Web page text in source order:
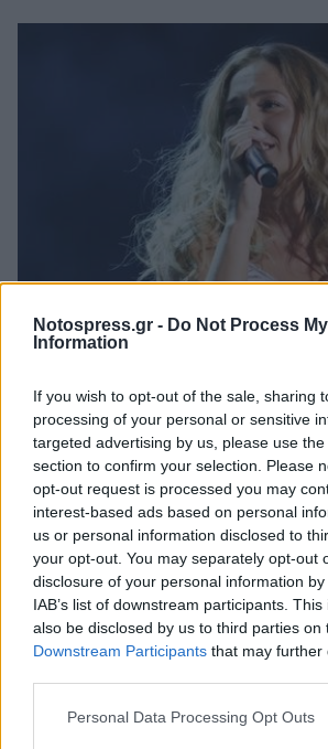
Notospress.gr - Do Not Process
Information
If you wish to opt-out of the sale, sharing
processing of your personal or sensitive
targeted advertising by us, please use
section to confirm your selection. Please
opt-out request is processed you may
interest-based ads based on personal
us or personal information disclosed to
your opt-out. You may separately opt-out
disclosure of your personal information
IAB’s list of downstream participants.
also be disclosed by us to third parties on
Downstream Participants that may further
Personal Data Processing Opt Outs
Πελοπόννησος
meet up της ΚΝΕ στις
(video)
13 Ιουλίου 2022 09:59